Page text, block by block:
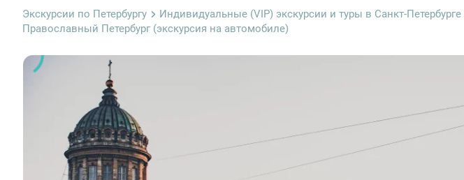
Экскурсии по Петербургу Индивидуальные (VIP) экскурсии и туры в Санкт-Петербурге
Православный Петербург (экскурсия на автомобиле)